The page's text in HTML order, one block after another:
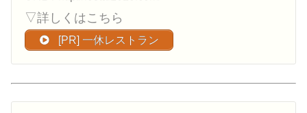
▽詳しくはこちら
[PR] 一休レストラン